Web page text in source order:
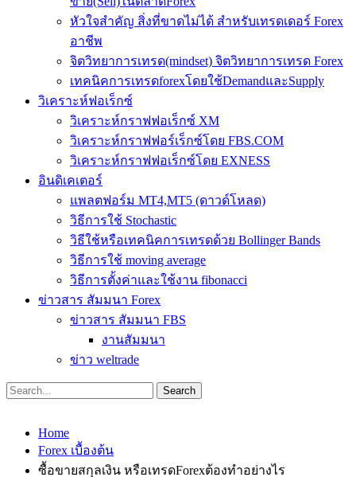
หัวใจสำคัญ สิ่งที่ขาดไม่ได้ สำหรับเทรดเดอร์ Forex
อาชีพ
จิตวิทยาการเทรด(mindset) จิตวิทยาการเทรด Forex
เทคนิคการเทรดforexโดยใช้DemandและSupply
วิเคราะห์ฟอเร็กซ์
วิเคราะห์กราฟฟอเร็กซ์ XM
วิเคราะห์กราฟฟอร์เร็กซ์โดย FBS.COM
วิเคราะห์กราฟฟอเร็กซ์โดย EXNESS
อินดิเคเตอร์
แพลตฟอร์ม MT4,MT5 (ดาวด์โหลด)
วิธีการใช้ Stochastic
วิธีใช้หรือเทคนิคการเทรดด้วย Bollinger Bands
วิธีการใช้ moving average
วิธีการตั้งค่าและใช้งาน fibonacci
ข่าวสาร สัมมนา Forex
ข่าวสาร สัมมนา FBS
งานสัมมนา
ข่าว weltrade
Home
Forex เบื้องต้น
ซื้อขายสกุลเงิน หรือเทรดForexต้องทำอย่างไร